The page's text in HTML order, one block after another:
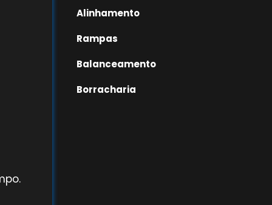
Alinhamento
Rampas
Balanceamento
Borracharia